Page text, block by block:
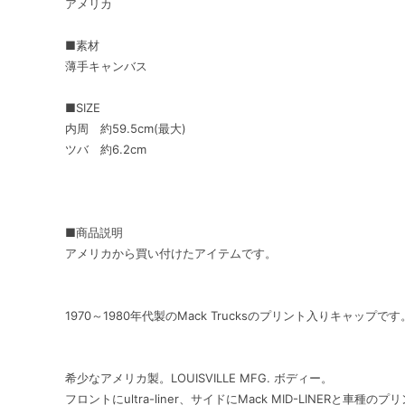
アメリカ
■素材
薄手キャンバス
■SIZE
内周 約59.5cm(最大)
ツバ 約6.2cm
■商品説明
アメリカから買い付けたアイテムです。
1970～1980年代製のMack Trucksのプリント入りキャップです。
希少なアメリカ製。LOUISVILLE MFG. ボディー。
フロントにultra-liner、サイドにMack MID-LINERと車種のプリ